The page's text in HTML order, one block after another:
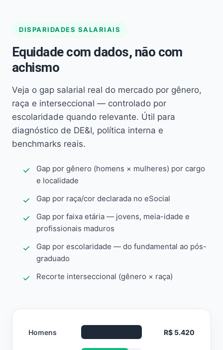
DISPARIDADES SALARIAIS
Equidade com dados, não com
achismo
Veja o gap salarial real do mercado por gênero,
raça e interseccional — controlado por
escolaridade quando relevante. Útil para
diagnóstico de DE&I, política interna e
benchmarks reais.
Gap por gênero (homens × mulheres) por cargo
e localidade
Gap por raça/cor declarada no eSocial
Gap por faixa etária — jovens, meia-idade e
profissionais maduros
Gap por escolaridade — do fundamental ao pós-
graduado
Recorte interseccional (gênero × raça)
Homens R$ 5.420